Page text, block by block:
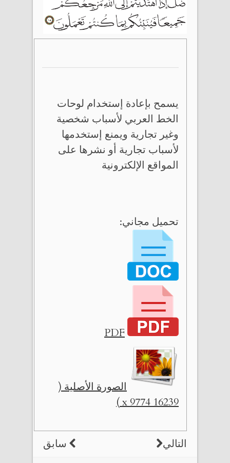
يسمح بإعادة إستخدام لوحات
الخط العربي لأسباب شخصية
وغير تجارية ويمنع إستخدمها
لأسباب تجارية أو نشرها على
المواقع الإلكترونية
تحميل مجاني:
PDF
الصورة الأصلية (
16239 x 9774 )
سابق التالي